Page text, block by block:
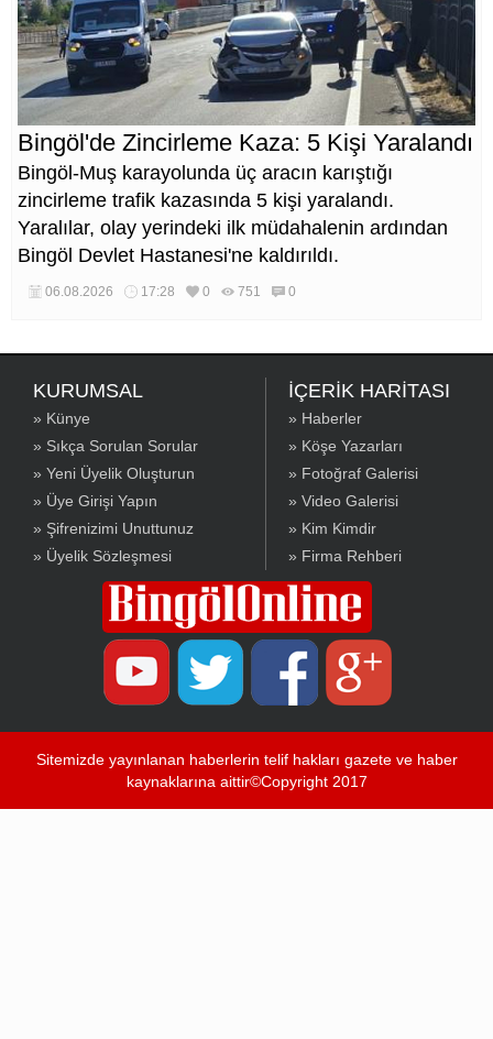
Bingöl'de Zincirleme Kaza: 5 Kişi Yaralandı
Bingöl-Muş karayolunda üç aracın karıştığı
zincirleme trafik kazasında 5 kişi yaralandı.
Yaralılar, olay yerindeki ilk müdahalenin ardından
Bingöl Devlet Hastanesi'ne kaldırıldı.
06.08.2026 17:28 0 751 0
KURUMSAL
» Künye
» Sıkça Sorulan Sorular
» Yeni Üyelik Oluşturun
» Üye Girişi Yapın
» Şifrenizimi Unuttunuz
» Üyelik Sözleşmesi
İÇERİK HARİTASI
» Haberler
» Köşe Yazarları
» Fotoğraf Galerisi
» Video Galerisi
» Kim Kimdir
» Firma Rehberi
Sitemizde yayınlanan haberlerin telif hakları gazete ve haber
kaynaklarına aittir©Copyright 2017